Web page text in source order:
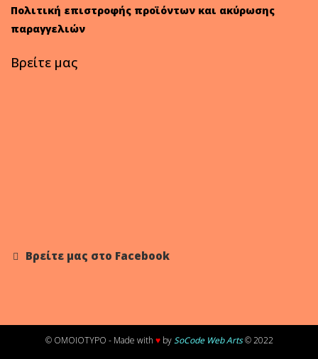
Πολιτική επιστροφής προϊόντων και ακύρωσης
παραγγελιών
Βρείτε μας
Βρείτε μας στο Facebook
© OMOIOTYPO - Made with ♥bySoCode Web Arts© 2022